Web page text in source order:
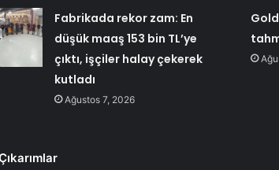
Fabrikada rekor zam: En
düşük maaş 153 bin TL’ye
çıktı, işçiler halay çekerek
kutladı
Ağustos 7, 2026